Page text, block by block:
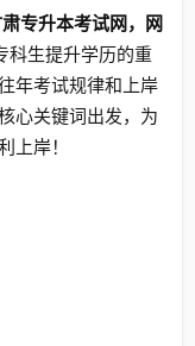
专升本考试网，网
科生提升学历的重
年考试规律和上岸
心关键词出发，为
上岸！